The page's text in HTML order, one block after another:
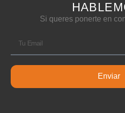
Si queres ponerte en
Enviar